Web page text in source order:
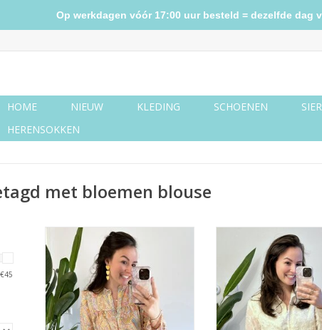
HOME NIEUW KLEDING SCHOENEN
HERENSOKKEN
met bloemen blouse
45
Gekleurde blouse roze met goud
Creme blouse met
TOEVOEGEN AAN
Op werkdagen vóór 17:00 uur besteld = dezelfde dag